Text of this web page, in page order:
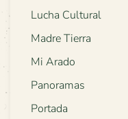
Lucha Cultural
Madre Tierra
Mi Arado
Panoramas
Portada